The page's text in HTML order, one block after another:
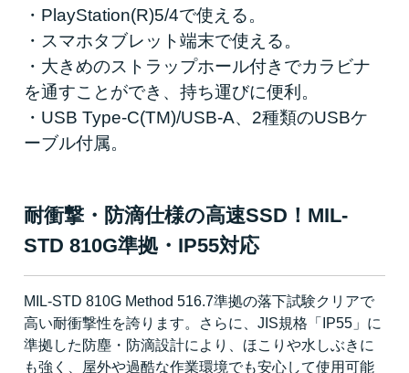
・PlayStation(R)5/4で使える。
・スマホタブレット端末で使える。
・大きめのストラップホール付きでカラビナ
を通すことができ、持ち運びに便利。
・USB Type-C(TM)/USB-A、2種類のUSBケ
ーブル付属。
耐衝撃・防滴仕様の高速SSD！MIL-
STD 810G準拠・IP55対応
MIL-STD 810G Method 516.7準拠の落下試験クリアで
高い耐衝撃性を誇ります。さらに、JIS規格「IP55」に
準拠した防塵・防滴設計により、ほこりや水しぶきに
も強く、屋外や過酷な作業環境でも安心して使用可能